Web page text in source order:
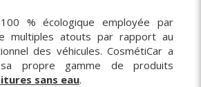
% écologique employée par
multiples atouts par rapport au
des véhicules. CosmétiCar a
propre gamme de produits
sans eau.